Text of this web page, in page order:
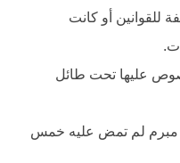
للقوانين أو كانت
عليها تحت طائل
مبرم لم تمض عليه خمس